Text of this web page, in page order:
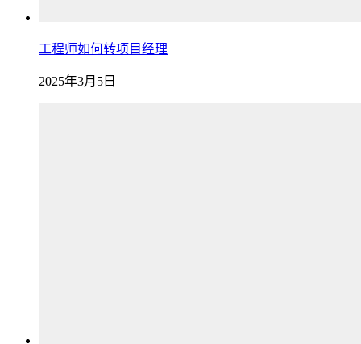
工程师如何转项目经理
2025年3月5日